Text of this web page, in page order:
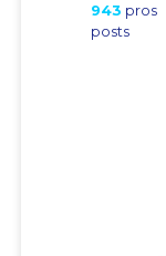
943 pros
posts